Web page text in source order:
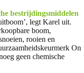
bestrijdingsmiddelen
legt Karel uit.
boom,
rooien en
On
geen chemische